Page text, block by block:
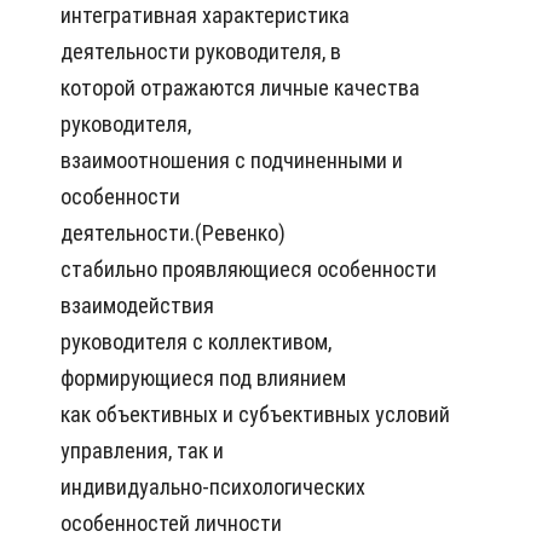
интегративная характеристика
деятельности руководителя, в
которой отражаются личные качества
руководителя,
взаимоотношения с подчиненными и
особенности
деятельности.(Ревенко)
стабильно проявляющиеся особенности
взаимодействия
руководителя с коллективом,
формирующиеся под влиянием
как объективных и субъективных условий
управления, так и
индивидуально-психологических
особенностей личности